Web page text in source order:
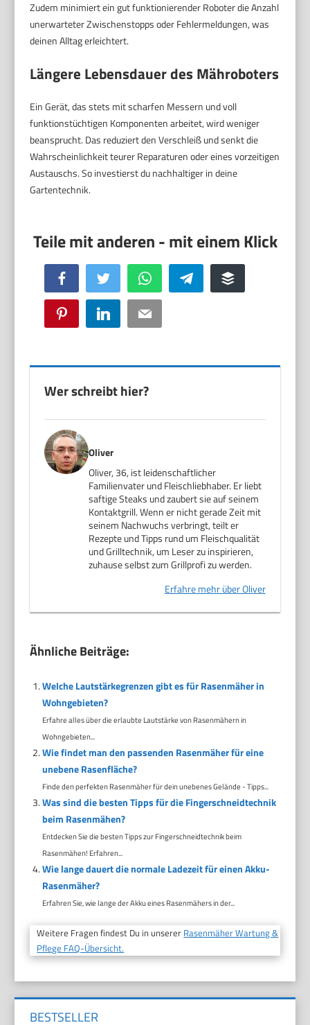
Zudem minimiert ein gut funktionierender Roboter die Anzahl
unerwarteter Zwischenstopps oder Fehlermeldungen, was
deinen Alltag erleichtert.
Längere Lebensdauer des Mähroboters
Ein Gerät, das stets mit scharfen Messern und voll
funktionstüchtigen Komponenten arbeitet, wird weniger
beansprucht. Das reduziert den Verschleiß und senkt die
Wahrscheinlichkeit teurer Reparaturen oder eines vorzeitigen
Austauschs. So investierst du nachhaltiger in deine
Gartentechnik.
Facebook Twitter WhatsApp Telegram Buffer
Pinterest LinkedIn Email
Wer schreibt hier?
Oliver
Oliver, 36, ist leidenschaftlicher
Familienvater und Fleischliebhaber. Er liebt
saftige Steaks und zaubert sie auf seinem
Kontaktgrill. Wenn er nicht gerade Zeit mit
seinem Nachwuchs verbringt, teilt er
Rezepte und Tipps rund um Fleischqualität
und Grilltechnik, um Leser zu inspirieren,
zuhause selbst zum Grillprofi zu werden.
Erfahre mehr über Oliver
Ähnliche Beiträge:
Welche Lautstärkegrenzen gibt es für Rasenmäher in
Wohngebieten?
Erfahre alles über die erlaubte Lautstärke von Rasenmähern in
Wohngebieten...
Wie findet man den passenden Rasenmäher für eine
unebene Rasenfläche?
Finde den perfekten Rasenmäher für dein unebenes Gelände - Tipps...
Was sind die besten Tipps für die Fingerschneidtechnik
beim Rasenmähen?
Entdecken Sie die besten Tipps zur Fingerschneidtechnik beim
Rasenmähen! Erfahren...
Wie lange dauert die normale Ladezeit für einen Akku-
Rasenmäher?
Erfahren Sie, wie lange der Akku eines Rasenmähers in der...
Weitere Fragen findest Du in unserer Rasenmäher Wartung &
Pflege FAQ-Übersicht.
BESTSELLER